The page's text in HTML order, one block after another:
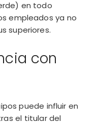
en todo
empleados ya no
superiores.
con
puede influir en
el titular del